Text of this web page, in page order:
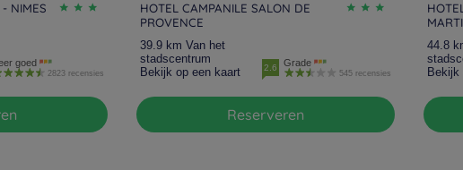
NIMES
goed
2823 recensies
HOTEL CAMPANILE SALON DE
PROVENCE
39.9 km Van het
stadscentrum
Bekijk op een kaart
2.6 Grade
545 recensies
Reserveren
44.8
Bekijk